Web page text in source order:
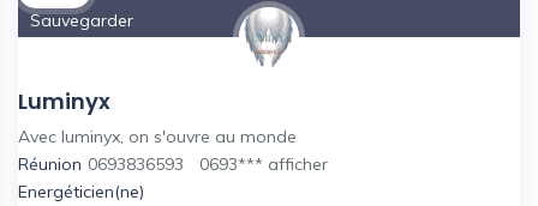
Sauvegarder
Luminyx
Avec luminyx, on s'ouvre au monde
Réunion 0693836593 0693*** afficher
Energéticien(ne)